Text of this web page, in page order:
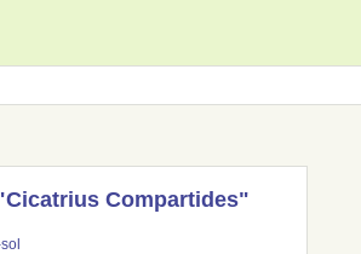
Compartides"